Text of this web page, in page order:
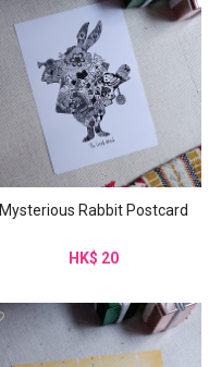
Mysterious Rabbit Postcard
HK$ 20